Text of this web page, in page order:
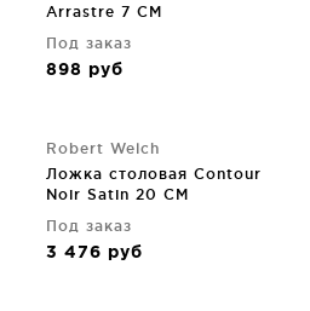
Arrastre 7 CM
Под заказ
898 руб
Robert Welch
Ложка столовая Contour
Noir Satin 20 CM
Под заказ
3 476 руб